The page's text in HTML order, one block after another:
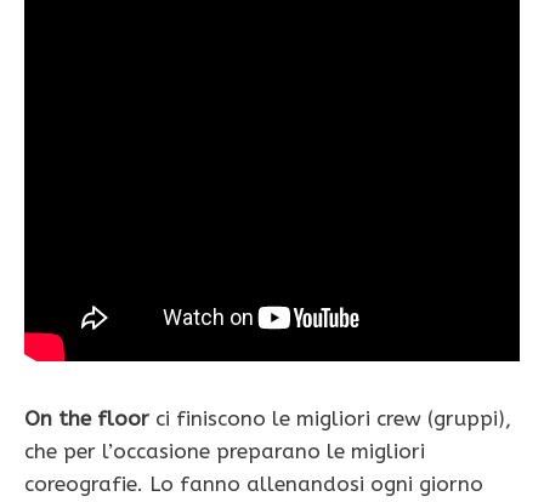
On the floor ci finiscono le migliori crew (gruppi),
che per l’occasione preparano le migliori
coreografie. Lo fanno allenandosi ogni giorno